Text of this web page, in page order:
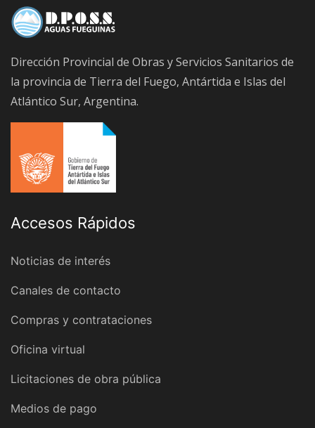
Dirección Provincial de Obras y Servicios Sanitarios de
la provincia de Tierra del Fuego, Antártida e Islas del
Atlántico Sur, Argentina.
Accesos Rápidos
Noticias de interés
Canales de contacto
Compras y contrataciones
Oficina virtual
Licitaciones de obra pública
Medios de pago